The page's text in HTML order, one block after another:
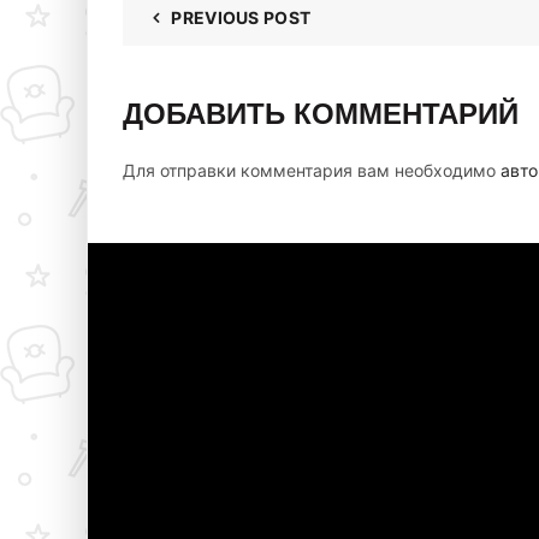
PREVIOUS POST
ДОБАВИТЬ КОММЕНТАРИЙ
Для отправки комментария вам необходимо